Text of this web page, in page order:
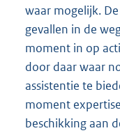
waar mogelijk.
gevallen in de
moment in op
door daar waar
assistentie te
moment
beschikking aan